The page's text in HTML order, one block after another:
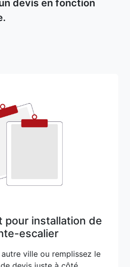
devis en fonction
pour installation de
escalier
autre ville ou remplissez le